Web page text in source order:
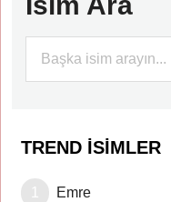
TREND İSIMLER
Emre